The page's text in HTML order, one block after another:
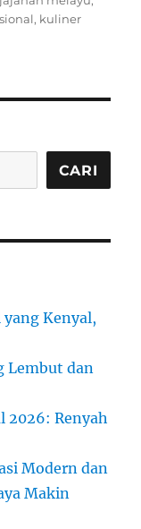
, kuliner
CARI
yang Kenyal,
Lembut dan
2026: Renyah
Modern dan
Makin